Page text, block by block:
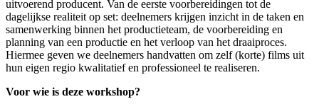
uitvoerend producent. Van de eerste voorbereidingen tot de
dagelijkse realiteit op set: deelnemers krijgen inzicht in de taken en
samenwerking binnen het productieteam, de voorbereiding en
planning van een productie en het verloop van het draaiproces.
Hiermee geven we deelnemers handvatten om zelf (korte) films uit
hun eigen regio kwalitatief en professioneel te realiseren.
Voor wie is deze workshop?